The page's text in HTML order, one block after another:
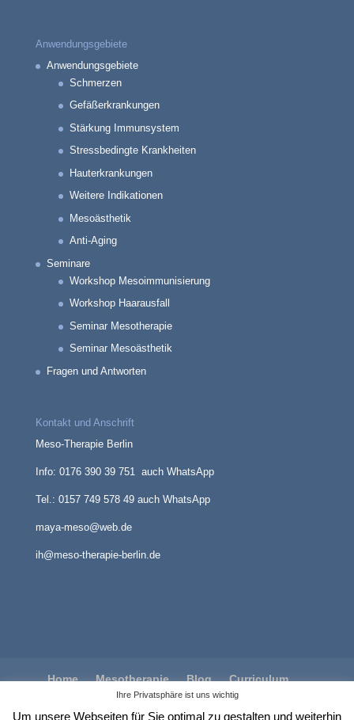
Anwendungsgebiete
Anwendungsgebiete
Schmerzen
Gefäßerkrankungen
Stärkung Immunsystem
Stressbedingte Krankheiten
Hauterkrankungen
Weitere Indikationen
Mesoästhetik
Anti-Aging
Seminare
Workshop Mesoimmunisierung
Workshop Haarausfall
Seminar Mesotherapie
Seminar Mesoästhetik
Fragen und Antworten
Kontakt und Anschrift
Meso-Therapie Berlin
Info: 0176 390 39 751 auch WhatsApp
Tel.: 0157 749 578 49 auch WhatsApp
maya-meso@web.de
ih@meso-therapie-berlin.de
Home Mesotherapie Blog
Curriculum
Impressum
Datenschutzerklärung
Bildnachweise
Kontakt
Ihre Privatsphäre ist uns wichtig
Um unsere Webseiten für Sie optimal zu gestalten und weiterhin